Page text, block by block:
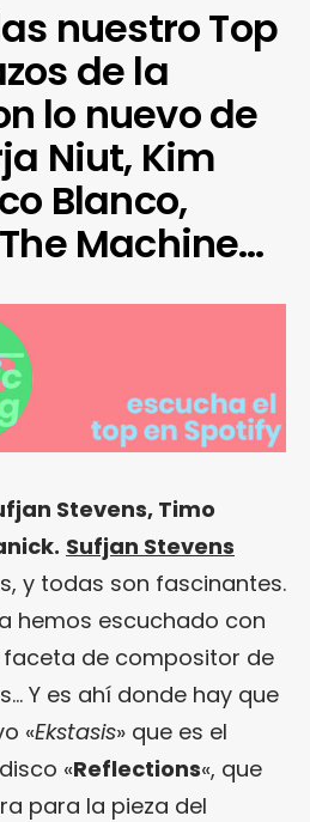
nuestro Top
de la
lo nuevo de
Niut, Kim
Blanco,
Machine…
Stevens, Timo
Sufjan Stevens
y todas son fascinantes.
hemos escuchado con
de compositor de
Y es ahí donde hay que
«Ekstasis» que es el
«Reflections«, que
para la pieza del